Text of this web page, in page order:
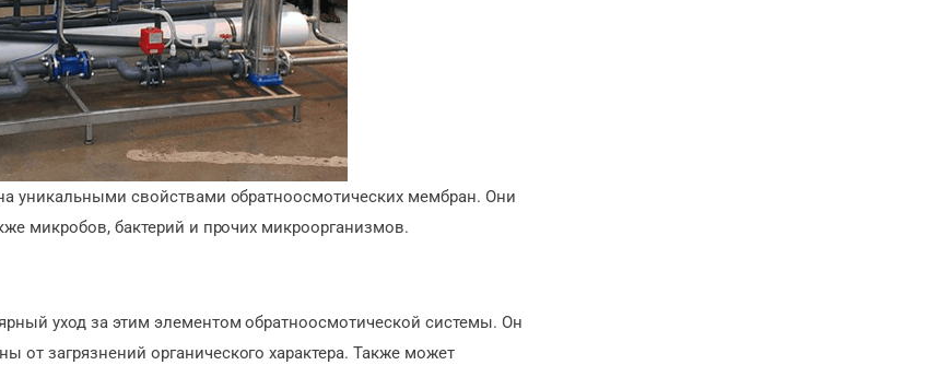
уникальными свойствами обратноосмотических мембран. Они
микробов, бактерий и прочих микроорганизмов.
уход за этим элементом обратноосмотической системы. Он
от загрязнений органического характера. Также может